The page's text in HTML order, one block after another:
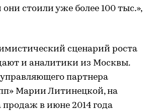
стоили уже более 100 тыс.»,
сценарий роста
и аналитики из Москвы.
партнера
Марии Литинецкой, на
в июне 2014 года